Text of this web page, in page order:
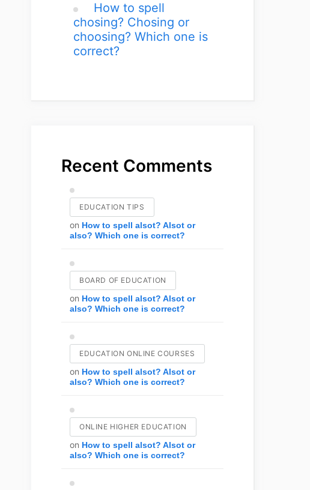
How to spell
chosing? Chosing or
choosing? Which one is
correct?
Recent Comments
EDUCATION TIPS
on How to spell alsot? Alsot or
also? Which one is correct?
BOARD OF EDUCATION
on How to spell alsot? Alsot or
also? Which one is correct?
EDUCATION ONLINE COURSES
on How to spell alsot? Alsot or
also? Which one is correct?
ONLINE HIGHER EDUCATION
on How to spell alsot? Alsot or
also? Which one is correct?